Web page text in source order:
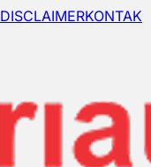
DISCLAIMERKONTAK